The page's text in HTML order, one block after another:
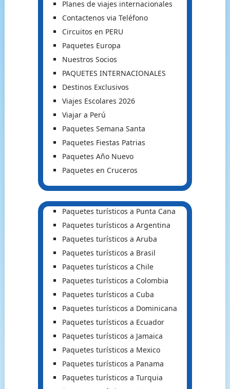
Planes de viajes internacionales
Contactenos via Teléfono
Circuitos en PERU
Paquetes Europa
Nuestros Socios
PAQUETES INTERNACIONALES
Destinos Exclusivos
Viajes Escolares 2026
Viajar a Perú
Paquetes Semana Santa
Paquetes Fiestas Patrias
Paquetes Año Nuevo
Paquetes en Cruceros
Paquetes turísticos a Punta Cana
Paquetes turísticos a Argentina
Paquetes turísticos a Aruba
Paquetes turísticos a Brasil
Paquetes turísticos a Chile
Paquetes turísticos a Colombia
Paquetes turísticos a Cuba
Paquetes turísticos a Dominicana
Paquetes turísticos a Ecuador
Paquetes turísticos a Jamaica
Paquetes turísticos a Mexico
Paquetes turísticos a Panama
Paquetes turísticos a Turquia